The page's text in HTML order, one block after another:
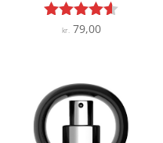
Vurderet
kr. 79,00